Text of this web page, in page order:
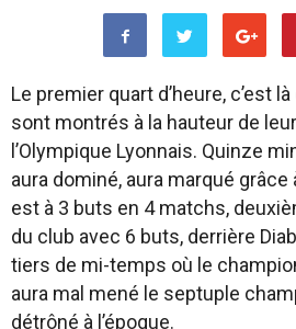
Le premier quart d’heure, c’est
sont montrés à la hauteur de
l’Olympique Lyonnais. Quinze
aura dominé, aura marqué grâce
est à 3 buts en 4 matchs,
du club avec 6 buts, derrière
tiers de mi-temps où le
aura mal mené le septuple
détrôné à l’époque.